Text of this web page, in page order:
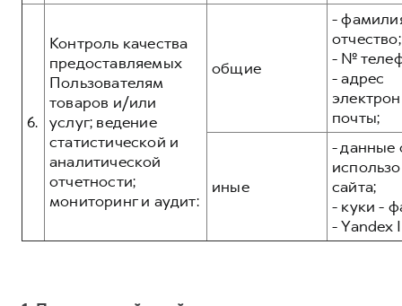
6.
Контроль качества
предоставляемых
Пользователям
товаров и/или
услуг; ведение
статистической и
аналитической
отчетности;
мониторинг и аудит:
общие
-
отчество;
- №
- адрес
почты;
иные
- данные
сайта;
- куки -
- Yandex